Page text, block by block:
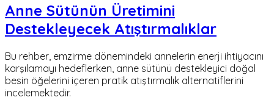
Anne Sütünün Üretimini
Destekleyecek Atıştırmalıklar
Bu rehber, emzirme dönemindeki annelerin enerji ihtiyacını
karşılamayı hedeflerken, anne sütünü destekleyici doğal
besin öğelerini içeren pratik atıştırmalık alternatiflerini
incelemektedir.